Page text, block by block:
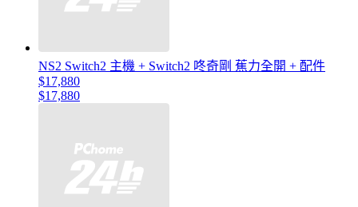
NS2 Switch2 主機 + Switch2 咚奇剛 蕉力全開 + 配件
$17,880
$17,880